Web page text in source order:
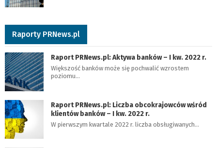
Raporty PRNews.pl
Raport PRNews.pl: Aktywa banków – I kw. 2022 r.
Większość banków może się pochwalić wzrostem
poziomu…
Raport PRNews.pl: Liczba obcokrajowców wśród
klientów banków – I kw. 2022 r.
W pierwszym kwartale 2022 r. liczba obsługiwanych…